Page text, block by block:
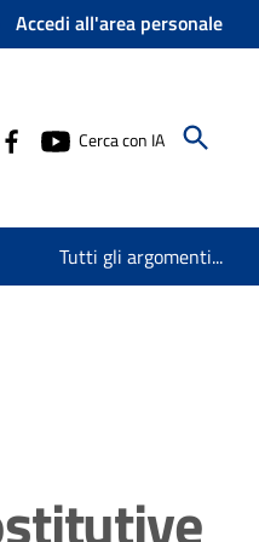
Accedi all'area personale
Cerca con IA
Tutti gli argomenti...